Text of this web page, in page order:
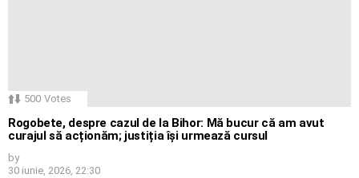
500 Votes
Rogobete, despre cazul de la Bihor: Mă bucur că am avut
curajul să acționăm; justiția își urmează cursul
by
30 iunie, 2026, 22:30